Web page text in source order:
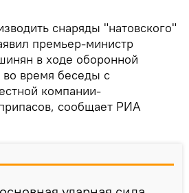
снаряды "натовского"
премьер-министр
в ходе оборонной
во время беседы с
компании-
сообщает РИА